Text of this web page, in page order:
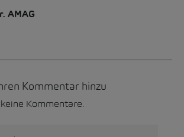
AMAG
Kommentar hinzu
Kommentare.